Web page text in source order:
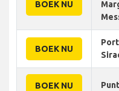
BOEK NU
BOEK NU
BOEK NU